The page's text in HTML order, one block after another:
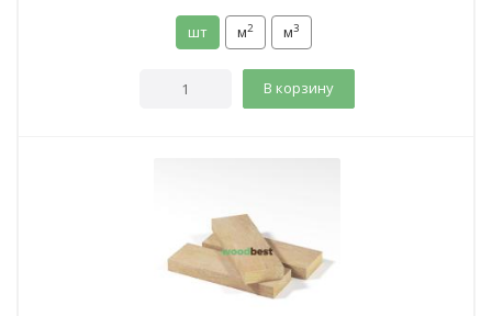
шт м2 м3
В корзину